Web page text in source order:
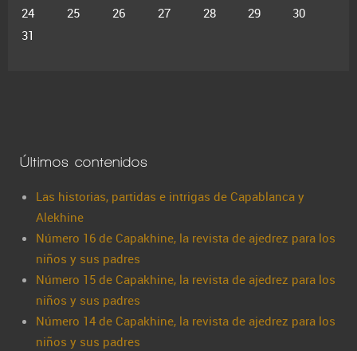
24
25 26 27 28 29
30
31
Últimos contenidos
Las historias, partidas e intrigas de Capablanca y
Alekhine
Número 16 de Capakhine, la revista de ajedrez para los
niños y sus padres
Número 15 de Capakhine, la revista de ajedrez para los
niños y sus padres
Número 14 de Capakhine, la revista de ajedrez para los
niños y sus padres